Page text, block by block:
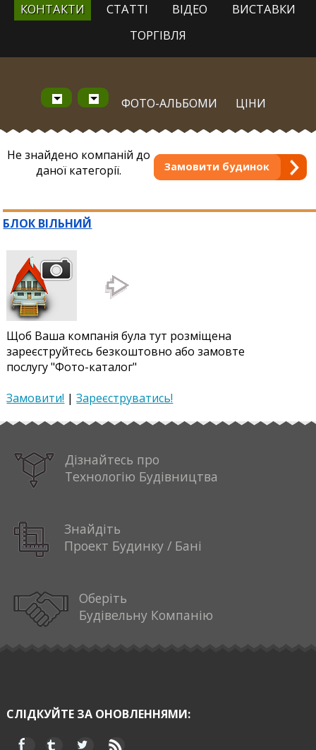
КОНТАКТИ
СТАТТІ ВІДЕО
ВИСТАВКИ
ТОРГІВЛЯ
ФОТО-АЛЬБОМИ ЦІНИ
Замовити будинок
Не знайдено компаній до
даної категорії.
БЛОК ВІЛЬНИЙ
Щоб Ваша компанія була тут розміщена
зареєструйтесь безкоштовно або замовте
послугу "Фото-каталог"
Замовити! |Зареєструватись!
Дізнайтесь про
Технологію Будівництва
Знайдіть
Проект Будинку / Бані
Оберіть
Будівельну Компанію
СЛІДКУЙТЕ ЗА ОНОВЛЕННЯМИ: